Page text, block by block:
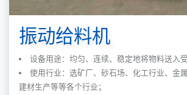
振动给料机
设备用途：均匀、连续、稳定地将物料送入受
使用行业：选矿厂、砂石场、化工行业、金
建材生产等等各个行业；